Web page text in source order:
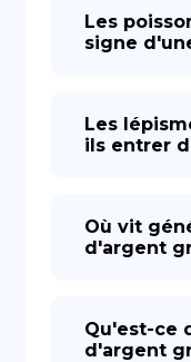
Les
signe
Les
ils entrer
Où vit
d'argent
Qu'est-ce
d'argent